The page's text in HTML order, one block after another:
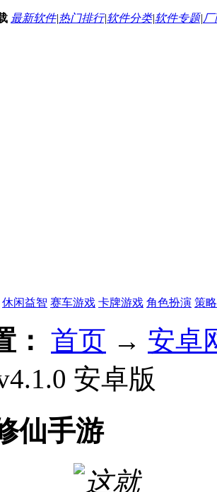
最新软件|热门排行|软件分类|软件专题|
休闲益智 赛车游戏 卡牌游戏 角色扮演 策
： 首页 → 安卓
安卓版
仙手游